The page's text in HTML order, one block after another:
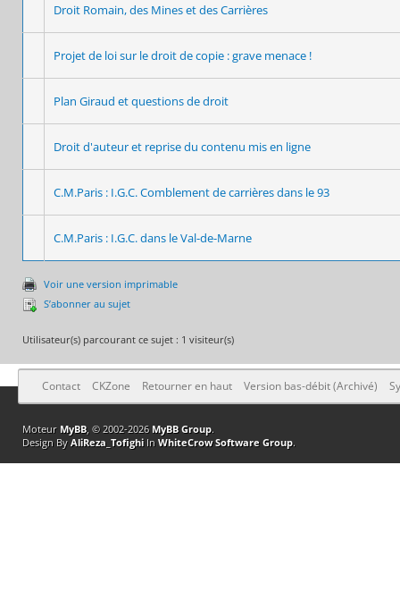
Droit Romain, des Mines et des Carrières
Projet de loi sur le droit de copie : grave menace !
Plan Giraud et questions de droit
Droit d'auteur et reprise du contenu mis en ligne
C.M.Paris : I.G.C. Comblement de carrières dans le 93
C.M.Paris : I.G.C. dans le Val-de-Marne
Voir une version imprimable
S’abonner au sujet
Utilisateur(s) parcourant ce sujet : 1 visiteur(s)
Contact CKZone Retourner en haut Version bas-débit (Archivé)
Moteur MyBB, © 2002-2026 MyBB Group.
Design By AliReza_TofighiIn WhiteCrow Software Group.